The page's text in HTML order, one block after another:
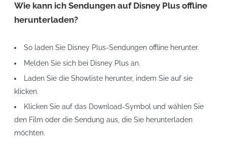
Wie kann ich Sendungen auf Disney Plus offline
herunterladen?
So laden Sie Disney Plus-Sendungen offline herunter.
Melden Sie sich bei Disney Plus an.
Laden Sie die Showliste herunter, indem Sie auf sie
klicken.
Klicken Sie auf das Download-Symbol und wählen Sie
den Film oder die Sendung aus, die Sie herunterladen
möchten.